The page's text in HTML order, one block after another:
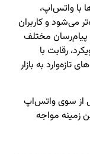
با واتس‌اپ،
می‌شود و کاربران
پیام‌رسان مختلف
رقابت با
به بازار
از سوی واتس‌اپ
زمینه مواجه